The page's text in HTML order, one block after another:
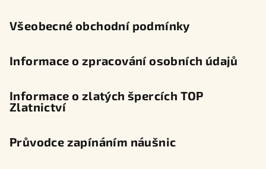
Všeobecné obchodní podmínky
Informace o zpracování osobních údajů
Informace o zlatých špercích TOP
Zlatnictví
Průvodce zapínáním náušnic